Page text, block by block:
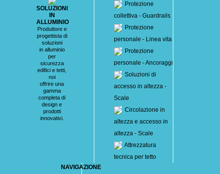
SOLUZIONI
IN
ALLUMINIO
Produttore e
progettista di
soluzioni
in alluminio
per
sicurezza
edifici e tetti,
noi
offrire una
gamma
completa di
design e
prodotti
innovativi.
Protezione
collettiva - Guardrails
Protezione
personale - Linea vita
Protezione
personale - Ancoraggi
Soluzioni di
accesso in altezza -
Scale
Circolazione in
altezza e accesso in
altezza - Scale
Attrezzatura
tecnica per tetto
NAVIGAZIONE